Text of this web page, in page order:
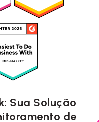
Sua Solução
de